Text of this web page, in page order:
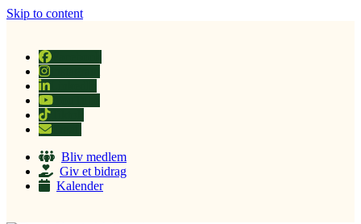
Skip to content
Tiktok
Bliv medlem
Giv et bidrag
Kalender